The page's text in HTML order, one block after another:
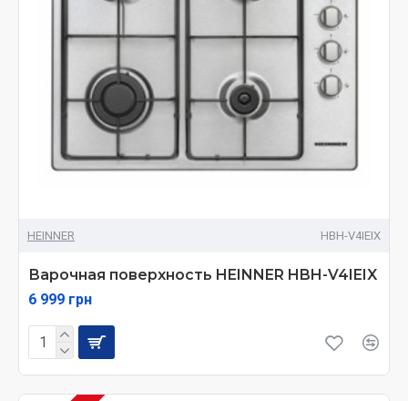
HEINNER HBH-V4IEIX
Варочная поверхность HEINNER HBH-V4IEIX
6 999 грн